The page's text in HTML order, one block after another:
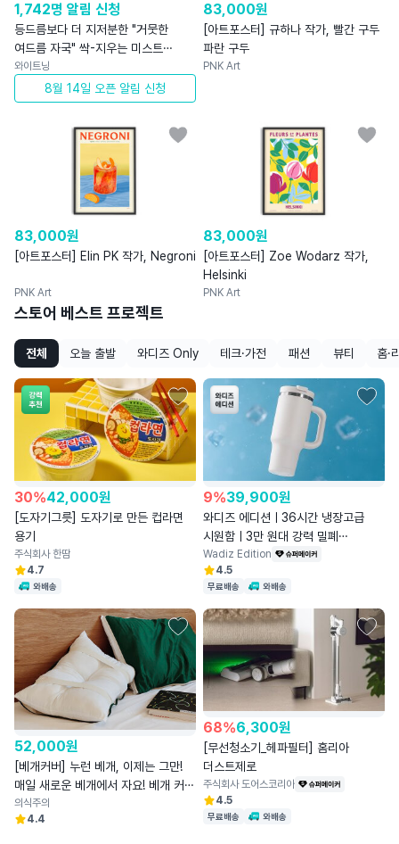
1,742명 알림 신청
등드름보다 더 지저분한 "거뭇한
여드름 자국" 싹-지우는 미스트
스케일링
와이트닝
8월 14일 오픈 알림 신청
83,000원
[아트포스터] 규하나 작가, 빨간 구두
파란 구두
PNK Art
83,000원
[아트포스터] Elin PK 작가, Negroni
PNK Art
83,000원
[아트포스터] Zoe Wodarz 작가,
Helsinki
PNK Art
스토어 베스트 프로젝트
전체 오늘 출발 와디즈 Only 테크·가전 패션 뷰티 홈·
30%42,000원
[도자기그릇] 도자기로 만든 컵라면
용기
주식회사 한땀
4.7
와배송
9%39,900원
와디즈 에디션ㅣ36시간 냉장고급
시원함ㅣ3만 원대 강력 밀폐
세라믹텀블러
Wadiz Edition
4.5
무료배송 와배송
52,000원
[베개커버] 누런 베개, 이제는 그만!
매일 새로운 베개에서 자요! 베개 커버
레이어
의식주의
4.4
68%6,300원
[무선청소기_헤파필터] 홈리아
더스트제로
주식회사 도어스코리아
4.5
무료배송 와배송